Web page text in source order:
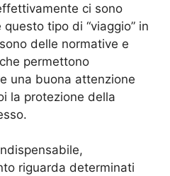
ci sono
tipo di “viaggio” in
delle normative e
permettono
una buona attenzione
la protezione della
riguarda determinati